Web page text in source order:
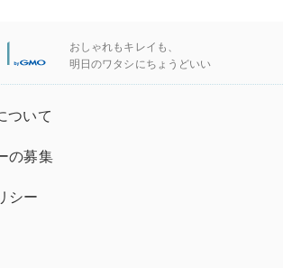
おしゃれもキレイも、
明日のワタシにちょうどいい
ついて
の募集
シー